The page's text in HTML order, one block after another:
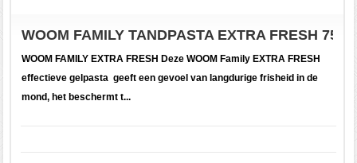
WOOM FAMILY TANDPASTA EXTRA FRESH
WOOM FAMILY EXTRA FRESH Deze WOOM Family EXTRA FRESH
effectieve gelpasta geeft een gevoel van langdurige frisheid in de
mond, het beschermt t...